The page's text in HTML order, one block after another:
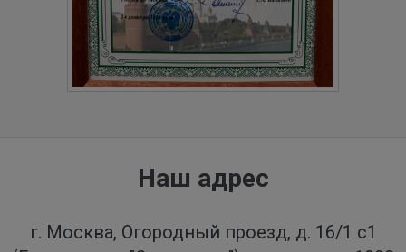
Наш адрес
г. Москва, Огородный проезд, д. 16/1 с1